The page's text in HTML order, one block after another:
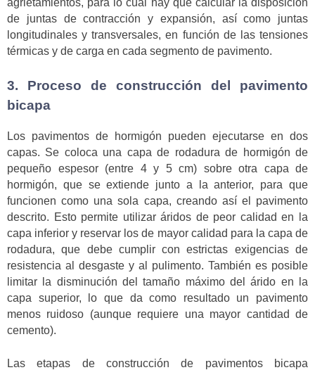
agrietamientos, para lo cual hay que calcular la disposición
de juntas de contracción y expansión, así como juntas
longitudinales y transversales, en función de las tensiones
térmicas y de carga en cada segmento de pavimento.
3. Proceso de construcción del pavimento
bicapa
Los pavimentos de hormigón pueden ejecutarse en dos
capas. Se coloca una capa de rodadura de hormigón de
pequeño espesor (entre 4 y 5 cm) sobre otra capa de
hormigón, que se extiende junto a la anterior, para que
funcionen como una sola capa, creando así el pavimento
descrito. Esto permite utilizar áridos de peor calidad en la
capa inferior y reservar los de mayor calidad para la capa de
rodadura, que debe cumplir con estrictas exigencias de
resistencia al desgaste y al pulimento. También es posible
limitar la disminución del tamaño máximo del árido en la
capa superior, lo que da como resultado un pavimento
menos ruidoso (aunque requiere una mayor cantidad de
cemento).
Las etapas de construcción de pavimentos bicapa